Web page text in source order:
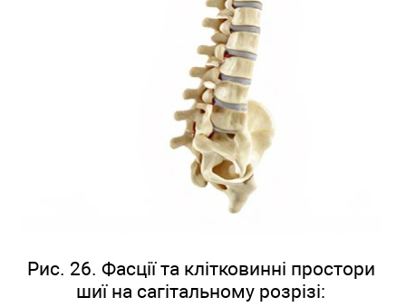
Рис. 26. Фасції та клітковинні простори
шиї на сагітальному розрізі: